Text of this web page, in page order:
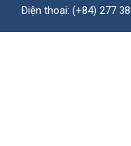
Ðiện thoại: (+84) 277